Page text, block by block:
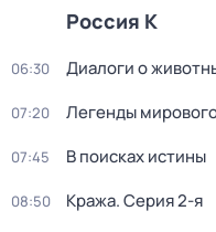
Россия К
06:30 Диалоги о
07:20 Легенды
07:45 В поисках истины
08:50 Кража. Серия 2-я